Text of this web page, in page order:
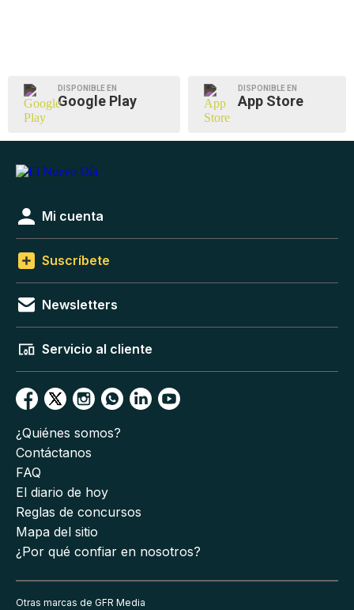
DISPONIBLE EN
Google Play
DISPONIBLE EN
App Store
Mi cuenta
Suscríbete
Newsletters
Servicio al cliente
¿Quiénes somos?
Contáctanos
FAQ
El diario de hoy
Reglas de concursos
Mapa del sitio
¿Por qué confiar en nosotros?
Otras marcas de GFR Media